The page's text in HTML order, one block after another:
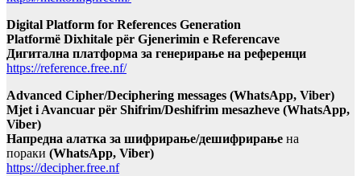
Digital Platform for References Generation
Platformë Dixhitale për Gjenerimin e Referencave
Дигитална платформа за генерирање на референци
https://reference.free.nf/
Advanced Cipher/Deciphering messages (WhatsApp, Viber)
Mjet i Avancuar për Shifrim/Deshifrim mesazheve (WhatsApp,
Viber)
Напредна алатка за шифрирање/дешифрирање на
пораки (WhatsApp, Viber)
https://decipher.free.nf